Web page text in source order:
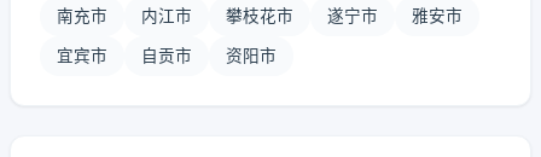
南充市 内江市 攀枝花市 遂宁市 雅安市
宜宾市 自贡市 资阳市